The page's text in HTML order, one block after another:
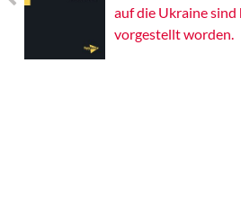
auf die Ukraine sind
vorgestellt worden.